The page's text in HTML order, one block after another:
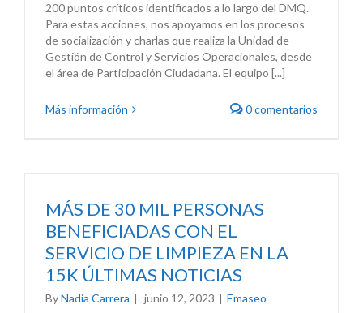
200 puntos críticos identificados a lo largo del DMQ.
Para estas acciones, nos apoyamos en los procesos
de socialización y charlas que realiza la Unidad de
Gestión de Control y Servicios Operacionales, desde
el área de Participación Ciudadana. El equipo [...]
Más información 0 comentarios
MÁS DE 30 MIL PERSONAS
BENEFICIADAS CON EL
SERVICIO DE LIMPIEZA EN LA
15K ÚLTIMAS NOTICIAS
ByNadia Carrera | junio 12, 2023 | Emaseo